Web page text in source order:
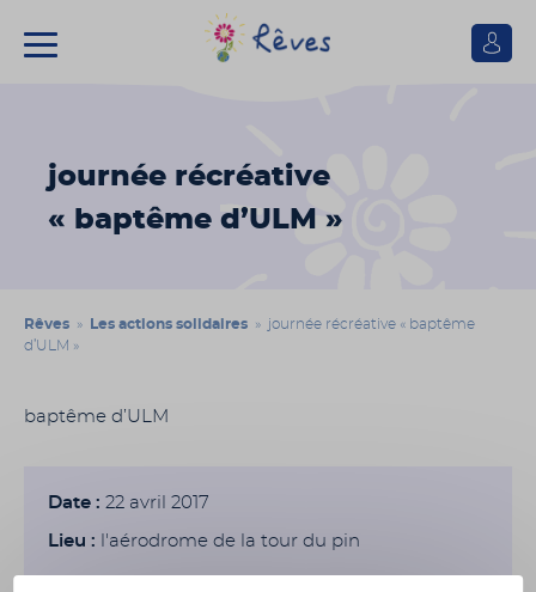
Se
journée récréative
« baptême d’ULM »
Rêves » Les actions solidaires » journée récréative « baptême
d’ULM »
baptême d’ULM
Date : 22 avril 2017
Lieu : l'aérodrome de la tour du pin